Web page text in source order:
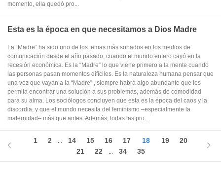
momento, ella quedó pro...
Esta es la época en que necesitamos a Dios Madre
La “Madre” ha sido uno de los temas más sonados en los medios de
comunicación desde el año pasado, cuando el mundo entero cayó en la
recesión económica. Es la “Madre” lo que viene primero a la mente cuando
las personas pasan momentos difíciles. Es la naturaleza humana pensar que
una vez que vayan a la “Madre” , siempre habrá algo abundante que les
permita encontrar una solución a sus problemas, además de comodidad
para su alma. Los sociólogos concluyen que esta es la época del caos y la
discordia, y que el mundo necesita del feminismo –especialmente la
maternidad– más que antes. Además, todas las pro...
1 2 14 15 16 17 18 19
20
21
22 34 35